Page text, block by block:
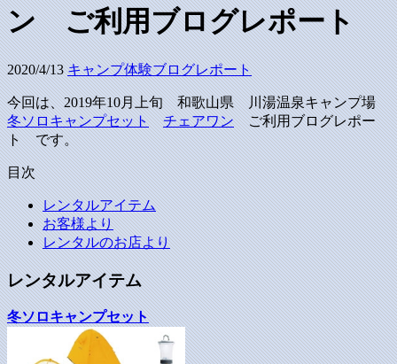
ン ご利用ブログレポート
2020/4/13 キャンプ体験ブログレポート
今回は、2019年10月上旬 和歌山県 川湯温泉キャンプ場
冬ソロキャンプセット
チェアワンご利用ブログレポー
ト です。
目次
レンタルアイテム
お客様より
レンタルのお店より
レンタルアイテム
冬ソロキャンプセット